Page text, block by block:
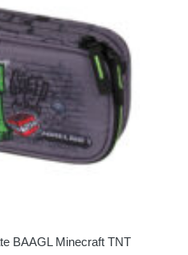
BAAGL Minecraft TNT